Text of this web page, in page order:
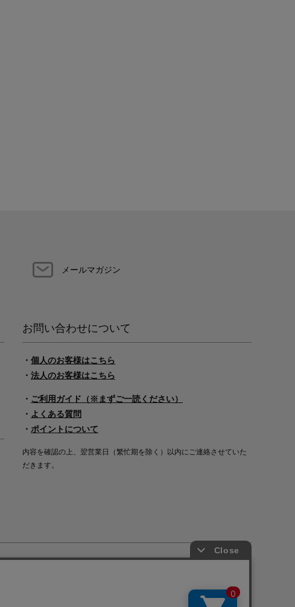
メールマガジン
お問い合わせについて
・ 個人のお客様はこちら
・ 法人のお客様はこちら
・ ご利用ガイド（※まずご一読ください）
・ よくある質問
・ ポイントについて
内容を確認の上、翌営業日（繁忙期を除く）以内にご連絡させていた
だきます。